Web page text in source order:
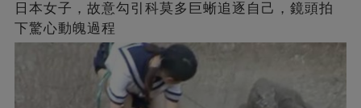
日本女子，故意勾引科莫多巨蜥追逐自己，鏡頭拍
下驚心動魄過程